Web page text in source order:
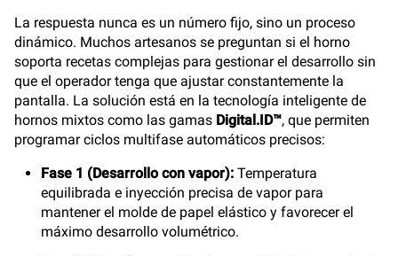
La respuesta nunca es un número fijo, sino un proceso
dinámico. Muchos artesanos se preguntan si el horno
soporta recetas complejas para gestionar el desarrollo sin
que el operador tenga que ajustar constantemente la
pantalla. La solución está en la tecnología inteligente de
hornos mixtos como las gamas Digital.ID™, que permiten
programar ciclos multifase automáticos precisos:
Fase 1 (Desarrollo con vapor): Temperatura
equilibrada e inyección precisa de vapor para
mantener el molde de papel elástico y favorecer el
máximo desarrollo volumétrico.